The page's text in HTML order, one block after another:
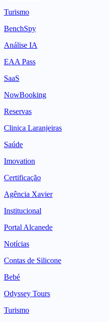
Turismo
BenchSpy
Análise IA
EAA Pass
SaaS
NowBooking
Reservas
Clinica Laranjeiras
Saúde
Imovation
Certificação
Agência Xavier
Institucional
Portal Alcanede
Notícias
Contas de Silicone
Bebé
Odyssey Tours
Turismo